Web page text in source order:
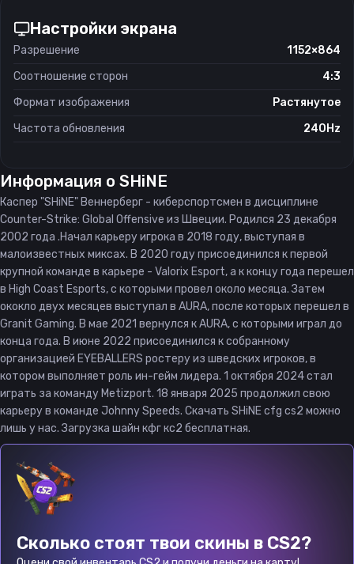
Настройки экрана
Разрешение
1152×864
Соотношение сторон
4:3
Формат изображения
Растянутое
Частота обновления
240Hz
Информация о SHiNE
Каспер "SHiNE" Веннерберг - киберспортсмен в дисциплине
Counter-Strike: Global Offensive из Швеции. Родился 23 декабря
2002 года .Начал карьеру игрока в 2018 году, выступая в
малоизвестных миксах. В 2020 году присоединился к первой
крупной команде в карьере - Valorix Esport, а к концу года перешел
в High Coast Esports, с которыми провел около месяца. Затем
ококло двух месяцев выступал в AURA, после которых перешел в
Granit Gaming. В мае 2021 вернулся к AURA, с которыми играл до
конца года. В июне 2022 присоединился к собранному
организацией EYEBALLERS ростеру из шведских игроков, в
котором выполняет роль ин-гейм лидера. 1 октября 2024 стал
играть за команду Metizport. 18 января 2025 продолжил свою
карьеру в команде Johnny Speeds. Скачать SHiNE cfg cs2 можно
лишь у нас. Загрузка шайн кфг кс2 бесплатная.
Сколько стоят твои скины в CS2?